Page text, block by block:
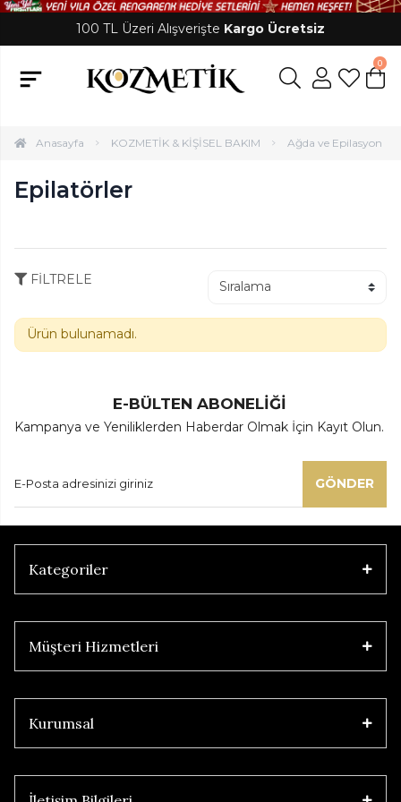
100 TL Üzeri Alışverişte Kargo Ücretsiz
0
Anasayfa KOZMETİK & KİŞİSEL BAKIM Ağda ve Epilasyon
Epilatörler
FİLTRELE
Ürün bulunamadı.
E-BÜLTEN ABONELİĞİ
Kampanya ve Yeniliklerden Haberdar Olmak İçin Kayıt Olun.
GÖNDER
Kategoriler
Müşteri Hizmetleri
Kurumsal